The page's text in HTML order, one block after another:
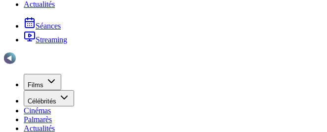
Actualités
Séances
Streaming
Films
Célébrités
Cinémas
Palmarès
Actualités